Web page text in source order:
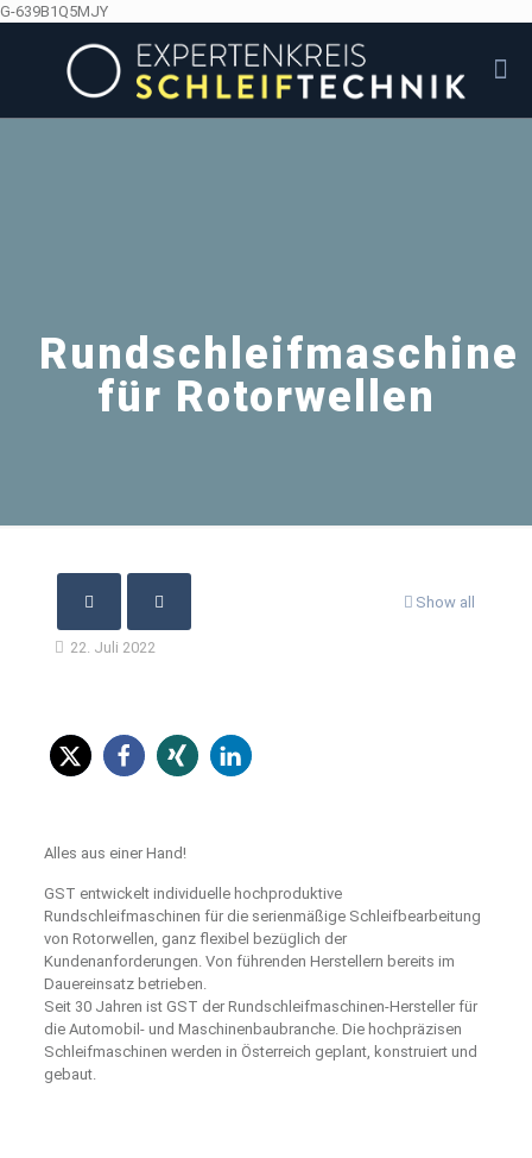
G-639B1Q5MJY
Rundschleifmaschine
für Rotorwellen
Show all
22. Juli 2022
Alles aus einer Hand!
GST entwickelt individuelle hochproduktive
Rundschleifmaschinen für die serienmäßige Schleifbearbeitung
von Rotorwellen, ganz flexibel bezüglich der
Kundenanforderungen. Von führenden Herstellern bereits im
Dauereinsatz betrieben.
Seit 30 Jahren ist GST der Rundschleifmaschinen-Hersteller für
die Automobil- und Maschinenbaubranche. Die hochpräzisen
Schleifmaschinen werden in Österreich geplant, konstruiert und
gebaut.